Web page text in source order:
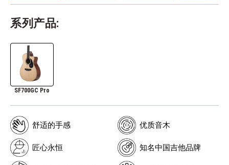
系列产品:
SF700GC Pro
舒适的手感 优质音木
匠心永恒 知名中国吉他品牌